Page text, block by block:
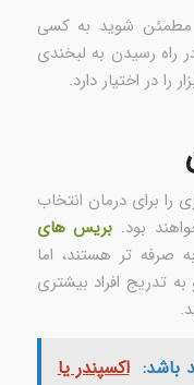
مطمئن شوید به کسی
راه رسیدن به لبخندی
را در اختیار دارد.
را برای درمان انتخاب
بود. بریس های
صرفه تر هستند، اما
تدریج افراد بیشتری
باشد: اکسپندر یا